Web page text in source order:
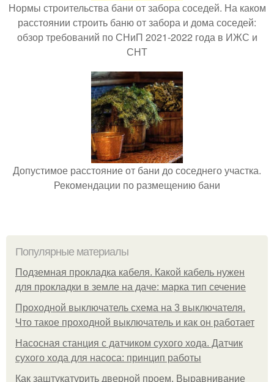
Нормы строительства бани от забора соседей. На каком
расстоянии строить баню от забора и дома соседей:
обзор требований по СНиП 2021-2022 года в ИЖС и
СНТ
Допустимое расстояние от бани до соседнего участка.
Рекомендации по размещению бани
Популярные материалы
Подземная прокладка кабеля. Какой кабель нужен
для прокладки в земле на даче: марка тип сечение
Проходной выключатель схема на 3 выключателя.
Что такое проходной выключатель и как он работает
Насосная станция с датчиком сухого хода. Датчик
сухого хода для насоса: принцип работы
Как заштукатурить дверной проем. Выравнивание